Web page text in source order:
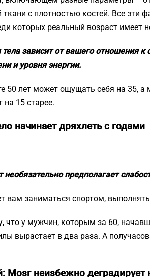
ткани с плотностью костей. Все эти
которых реальный возраст имеет
тела зависит от вашего отношения
и уровня энергии.
50 лет может ощущать себя на 35, а
на 15 старее.
начинает дряхлеть с годами
предполагает
вам заниматься спортом,
что у мужчин, которым за 60,
вырастает в два раза. А
Мозг неизбежно деградирует